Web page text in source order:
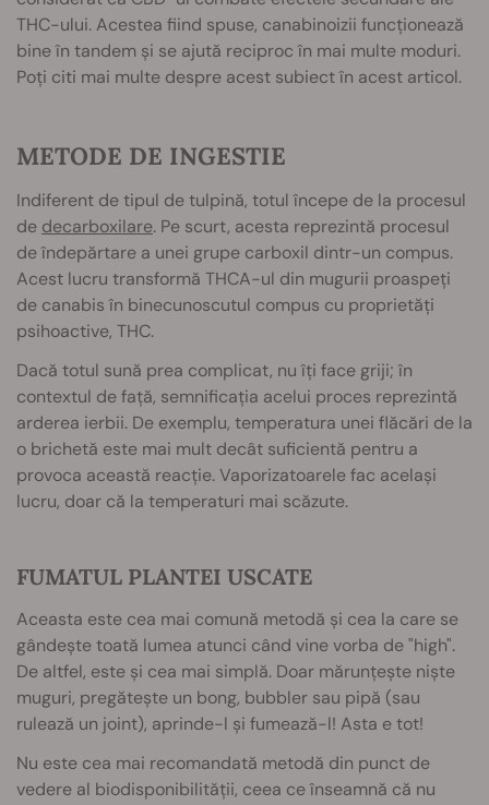
THC-ului. Acestea fiind spuse, canabinoizii funcționează
bine în tandem și se ajută reciproc în mai multe moduri.
Poți citi mai multe despre acest subiect în acest articol.
METODE DE INGESTIE
Indiferent de tipul de tulpină, totul începe de la procesul
de decarboxilare. Pe scurt, acesta reprezintă procesul
de îndepărtare a unei grupe carboxil dintr-un compus.
Acest lucru transformă THCA-ul din mugurii proaspeți
de canabis în binecunoscutul compus cu proprietăți
psihoactive, THC.
Dacă totul sună prea complicat, nu îți face griji; în
contextul de față, semnificația acelui proces reprezintă
arderea ierbii. De exemplu, temperatura unei flăcări de la
o brichetă este mai mult decât suficientă pentru a
provoca această reacție. Vaporizatoarele fac același
lucru, doar că la temperaturi mai scăzute.
FUMATUL PLANTEI USCATE
Aceasta este cea mai comună metodă și cea la care se
gândește toată lumea atunci când vine vorba de "high".
De altfel, este și cea mai simplă. Doar mărunțește niște
muguri, pregătește un bong, bubbler sau pipă (sau
rulează un joint), aprinde-l și fumează-l! Asta e tot!
Nu este cea mai recomandată metodă din punct de
vedere al biodisponibilității, ceea ce înseamnă că nu